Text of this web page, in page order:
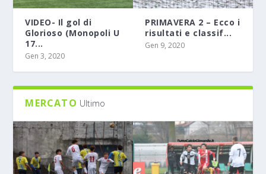
VIDEO- Il gol di
Glorioso (Monopoli U
17...
Gen 3, 2020
PRIMAVERA 2 – Ecco i
risultati e classif...
Gen 9, 2020
MERCATO Ultimo